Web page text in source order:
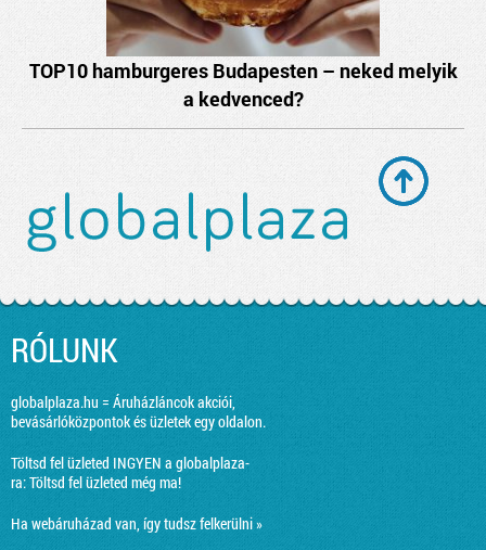
TOP10 hamburgeres Budapesten – neked melyik
a kedvenced?
RÓLUNK
globalplaza.hu = Áruházláncok akciói,
bevásárlóközpontok és üzletek egy oldalon.
Töltsd fel üzleted INGYEN a globalplaza-
ra:Töltsd fel üzleted még ma!
Ha webáruházad van, így tudsz felkerülni »